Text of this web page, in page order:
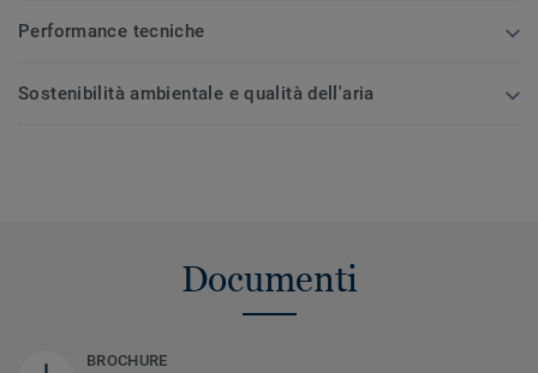
Performance tecniche
Sostenibilità ambientale e qualità dell'aria
Documenti
BROCHURE